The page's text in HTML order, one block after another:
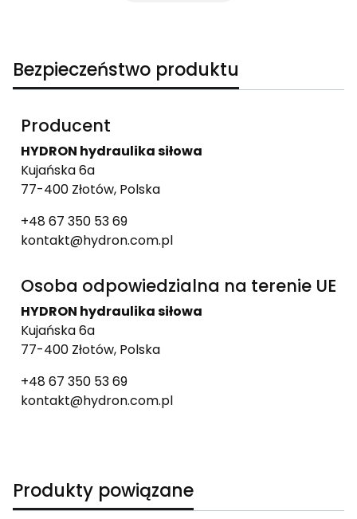
Bezpieczeństwo produktu
Producent
HYDRON hydraulika siłowa
Kujańska 6a
77-400 Złotów, Polska
+48 67 350 53 69
kontakt@hydron.com.pl
Osoba odpowiedzialna na terenie UE
HYDRON hydraulika siłowa
Kujańska 6a
77-400 Złotów, Polska
+48 67 350 53 69
kontakt@hydron.com.pl
Produkty powiązane